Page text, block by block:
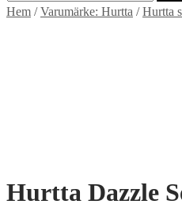
efter:
Hem /Varumärke: Hurtta /Hurtta
Hurtta Dazzle